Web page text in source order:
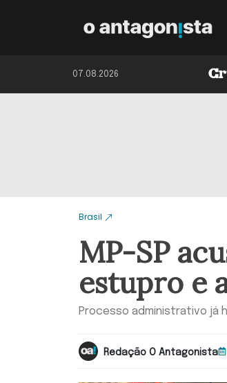
07.08.2026
Brasil
MP-SP
estupro e
Processo administrativo já
Redação O Antagonista